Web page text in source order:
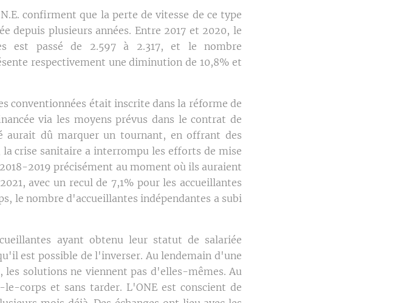
confirment que la perte de vitesse de ce type
plusieurs années. Entre 2017 et 2020, le
est passé de 2.597 à 2.317, et le nombre
respectivement une diminution de 10,8% et
conventionnées était inscrite dans la réforme de
via les moyens prévus dans le contrat de
aurait dû marquer un tournant, en offrant des
crise sanitaire a interrompu les efforts de mise
2019 précisément au moment où ils auraient
avec un recul de 7,1% pour les accueillantes
le nombre d'accueillantes indépendantes a subi
ayant obtenu leur statut de salariée
est possible de l'inverser. Au lendemain d'une
solutions ne viennent pas d'elles-mêmes. Au
corps et sans tarder. L'ONE est conscient de